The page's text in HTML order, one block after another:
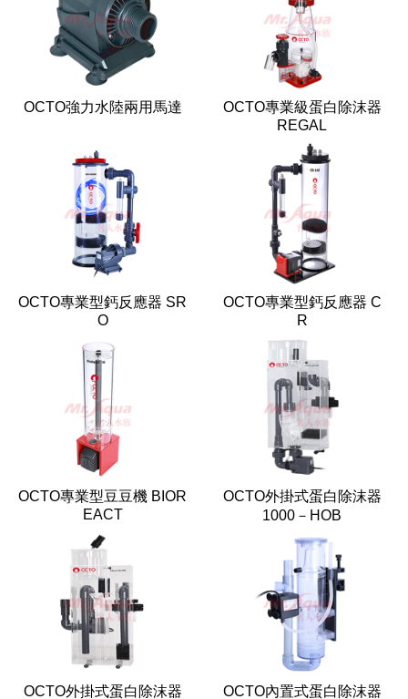
OCTO強力水陸兩用馬達
OCTO專業級蛋白除沫器
REGAL
OCTO專業型鈣反應器 SR
O
OCTO專業型鈣反應器 C
R
OCTO專業型豆豆機 BIOR
EACT
OCTO外掛式蛋白除沫器
1000－HOB
OCTO外掛式蛋白除沫器 OCTO內置式蛋白除沫器